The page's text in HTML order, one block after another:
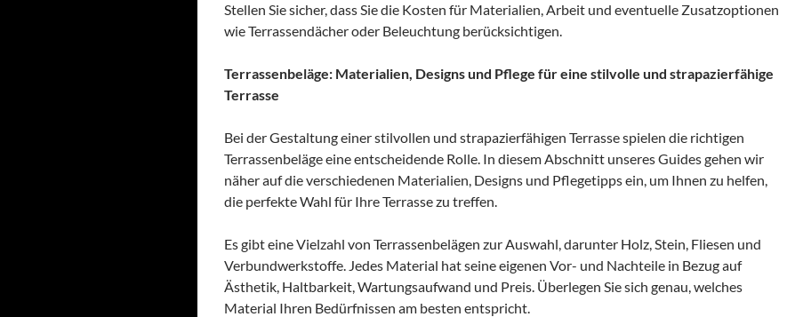
Stellen Sie sicher, dass Sie die Kosten für Materialien, Arbeit und eventuelle Zusatzoptionen
wie Terrassendächer oder Beleuchtung berücksichtigen.
Terrassenbeläge: Materialien, Designs und Pflege für eine stilvolle und strapazierfähige
Terrasse
Bei der Gestaltung einer stilvollen und strapazierfähigen Terrasse spielen die richtigen
Terrassenbeläge eine entscheidende Rolle. In diesem Abschnitt unseres Guides gehen wir
näher auf die verschiedenen Materialien, Designs und Pflegetipps ein, um Ihnen zu helfen,
die perfekte Wahl für Ihre Terrasse zu treffen.
Es gibt eine Vielzahl von Terrassenbelägen zur Auswahl, darunter Holz, Stein, Fliesen und
Verbundwerkstoffe. Jedes Material hat seine eigenen Vor- und Nachteile in Bezug auf
Ästhetik, Haltbarkeit, Wartungsaufwand und Preis. Überlegen Sie sich genau, welches
Material Ihren Bedürfnissen am besten entspricht.